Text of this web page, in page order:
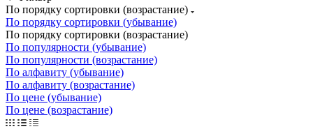
По порядку сортировки (возрастание)
По порядку сортировки (убывание)
По порядку сортировки (возрастание)
По популярности (убывание)
По популярности (возрастание)
По алфавиту (убывание)
По алфавиту (возрастание)
По цене (убывание)
По цене (возрастание)